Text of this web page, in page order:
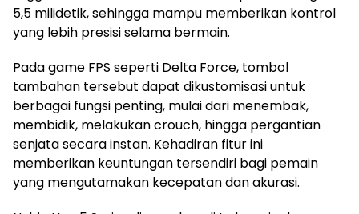
5,5 milidetik, sehingga mampu memberikan kontrol
yang lebih presisi selama bermain.
Pada game FPS seperti Delta Force, tombol
tambahan tersebut dapat dikustomisasi untuk
berbagai fungsi penting, mulai dari menembak,
membidik, melakukan crouch, hingga pergantian
senjata secara instan. Kehadiran fitur ini
memberikan keuntungan tersendiri bagi pemain
yang mengutamakan kecepatan dan akurasi.